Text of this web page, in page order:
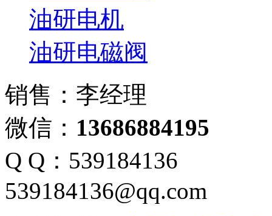
油研电机
油研电磁阀
销售：李经理
微信： 13686884195
Q Q：539184136
539184136@qq.com